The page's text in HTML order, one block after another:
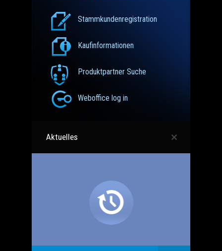
Stammkundenregistration
Kaufinformationen
Produktpartner Suche
Weboffice log in
Aktuelles